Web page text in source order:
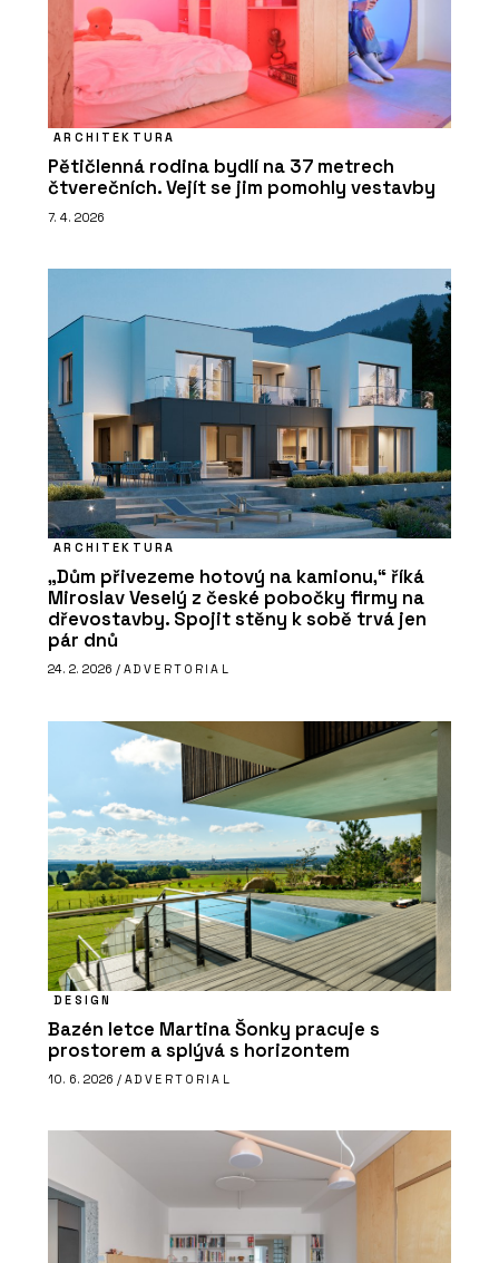
ARCHITEKTURA
Pětičlenná rodina bydlí na 37 metrech
čtverečních. Vejít se jim pomohly vestavby
7. 4. 2026
ARCHITEKTURA
„Dům přivezeme hotový na kamionu,“ říká
Miroslav Veselý z české pobočky firmy na
dřevostavby. Spojit stěny k sobě trvá jen
pár dnů
24. 2. 2026 / ADVERTORIAL
DESIGN
Bazén letce Martina Šonky pracuje s
prostorem a splývá s horizontem
10. 6. 2026 / ADVERTORIAL